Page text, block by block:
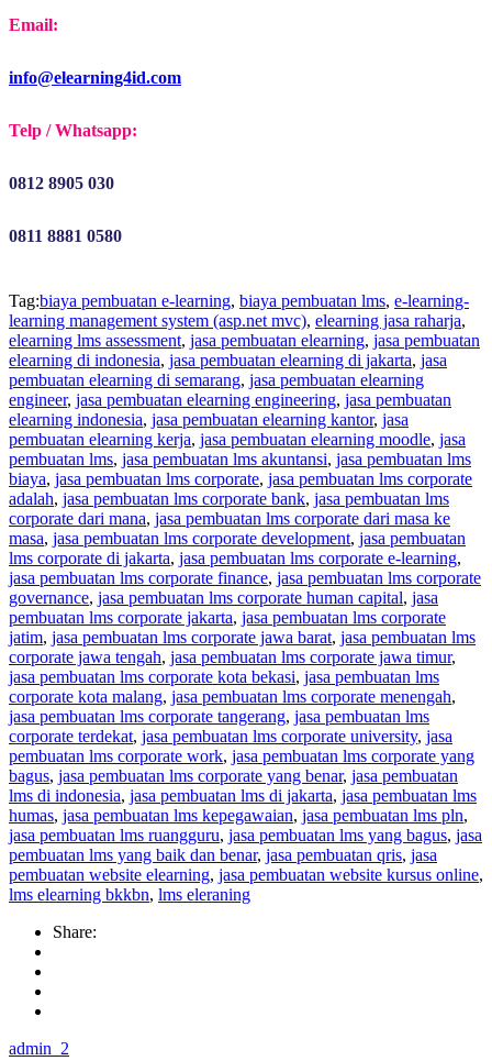
Email:
info@elearning4id.com
Telp / Whatsapp:
0812 8905 030
0811 8881 0580
Tag:biaya pembuatan e-learning, biaya pembuatan lms, e-learning-
learning management system (asp.net mvc), elearning jasa raharja,
elearning lms assessment, jasa pembuatan elearning, jasa pembuatan
elearning di indonesia, jasa pembuatan elearning di jakarta, jasa
pembuatan elearning di semarang, jasa pembuatan elearning
engineer, jasa pembuatan elearning engineering, jasa pembuatan
elearning indonesia, jasa pembuatan elearning kantor, jasa
pembuatan elearning kerja, jasa pembuatan elearning moodle, jasa
pembuatan lms, jasa pembuatan lms akuntansi, jasa pembuatan lms
biaya, jasa pembuatan lms corporate, jasa pembuatan lms corporate
adalah, jasa pembuatan lms corporate bank, jasa pembuatan lms
corporate dari mana, jasa pembuatan lms corporate dari masa ke
masa, jasa pembuatan lms corporate development, jasa pembuatan
lms corporate di jakarta, jasa pembuatan lms corporate e-learning,
jasa pembuatan lms corporate finance, jasa pembuatan lms corporate
governance, jasa pembuatan lms corporate human capital, jasa
pembuatan lms corporate jakarta, jasa pembuatan lms corporate
jatim, jasa pembuatan lms corporate jawa barat, jasa pembuatan lms
corporate jawa tengah, jasa pembuatan lms corporate jawa timur,
jasa pembuatan lms corporate kota bekasi, jasa pembuatan lms
corporate kota malang, jasa pembuatan lms corporate menengah,
jasa pembuatan lms corporate tangerang, jasa pembuatan lms
corporate terdekat, jasa pembuatan lms corporate university, jasa
pembuatan lms corporate work, jasa pembuatan lms corporate yang
bagus, jasa pembuatan lms corporate yang benar, jasa pembuatan
lms di indonesia, jasa pembuatan lms di jakarta, jasa pembuatan lms
humas, jasa pembuatan lms kepegawaian, jasa pembuatan lms pln,
jasa pembuatan lms ruangguru, jasa pembuatan lms yang bagus, jasa
pembuatan lms yang baik dan benar, jasa pembuatan qris, jasa
pembuatan website elearning, jasa pembuatan website kursus online,
lms elearning bkkbn, lms eleraning
Share:
admin_2